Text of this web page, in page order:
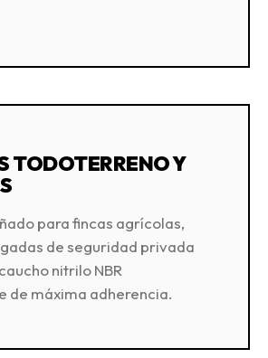
TODOTERRENO Y
para fincas agrícolas,
de seguridad privada
nitrilo NBR
de máxima adherencia.